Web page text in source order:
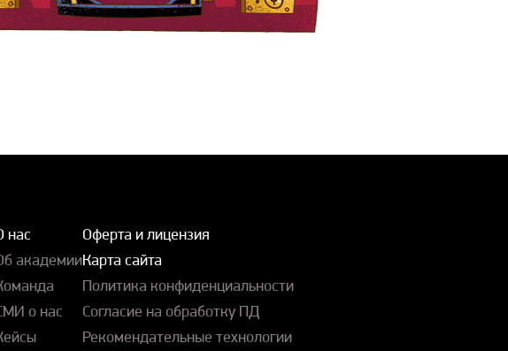
нас
академии
о нас
Оферта и лицензия
Карта сайта
Политика конфиденциальности
Согласие на обработку ПД
Рекомендательные технологии